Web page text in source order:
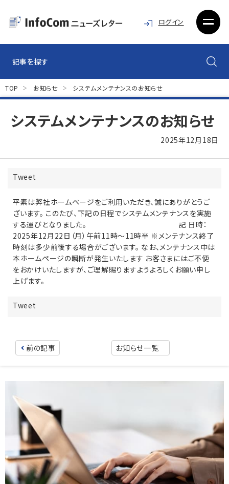
ログイン
記事を探す
TOP お知らせ システムメンテナンスのお知らせ
システムメンテナンスのお知らせ
2025年12月18日
Tweet
平素は弊社ホームページをご利用いただき、誠にありがとうご
ざいます。 このたび、下記の日程でシステムメンテナンスを実施
する運びとなりました。 記 日時：
2025年12月22日（月）午前11時〜11時半 ※メンテナンス終了
時刻は多少前後する場合がございます。 なお、メンテナンス中は
本ホームページの瞬断が発生いたします お客さまにはご不便
をおかけいたしますが、ご理解賜りますようよろしくお願い申し
上げます。
Tweet
前の記事 お知らせ一覧